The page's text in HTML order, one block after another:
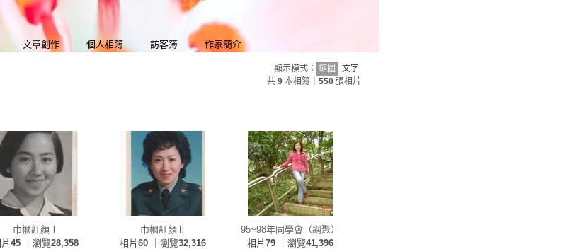
文章創作 個人相簿 訪客簿 作家簡介
顯示模式： 縮圖
文字
共 9 本相簿｜ 550 張相片
巾幗紅顏Ⅰ
45 ｜瀏覽28,358
巾幗紅顏Ⅱ
相片 60 ｜瀏覽32,316
95~98年同學會（網聚）
相片 79 ｜瀏覽41,396